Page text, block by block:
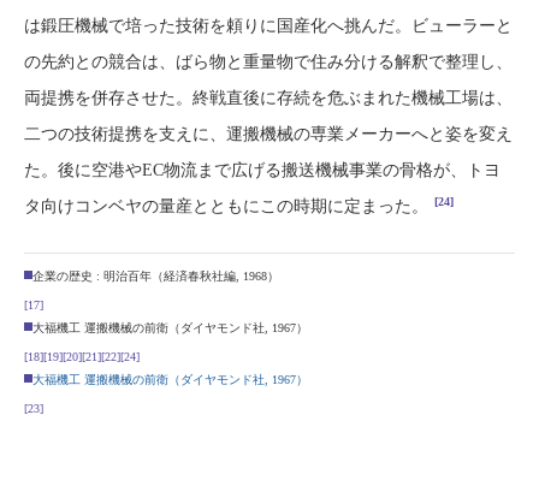
は鍛圧機械で培った技術を頼りに国産化へ挑んだ。ビューラーと
の先約との競合は、ばら物と重量物で住み分ける解釈で整理し、
両提携を併存させた。終戦直後に存続を危ぶまれた機械工場は、
二つの技術提携を支えに、運搬機械の専業メーカーへと姿を変え
た。後に空港やEC物流まで広げる搬送機械事業の骨格が、トヨ
タ向けコンベヤの量産とともにこの時期に定まった。
[24]
企業の歴史 : 明治百年（経済春秋社編, 1968）
[17]
大福機工 運搬機械の前衛（ダイヤモンド社, 1967）
[18][19][20][21][22][24]
大福機工 運搬機械の前衛（ダイヤモンド社, 1967）
[23]